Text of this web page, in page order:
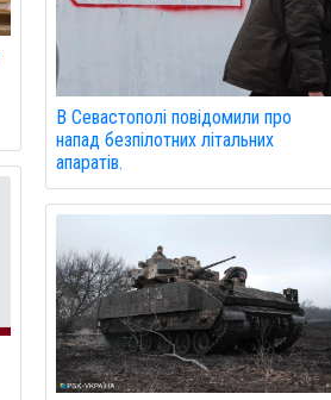
В Севастополі повідомили про
напад безпілотних літальних
апаратів.